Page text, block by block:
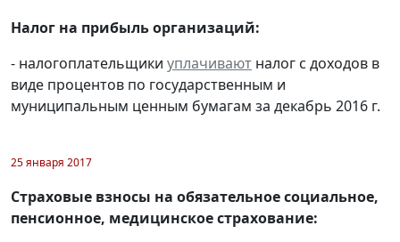
Налог на прибыль организаций:
- налогоплательщики уплачивают налог с доходов в
виде процентов по государственным и
муниципальным ценным бумагам за декабрь 2016 г.
25 января 2017
Страховые взносы на обязательное социальное,
пенсионное, медицинское страхование: